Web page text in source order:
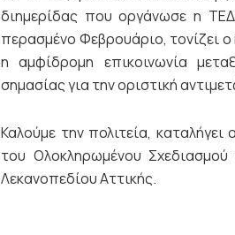
διημερίδας που οργάνωσε η
περασμένο Φεβρουάριο, τονίζει
η αμφίδρομη επικοινωνία
σημασίας για την οριστική
Καλούμε την πολιτεία,
του Ολοκληρωμένου
Λεκανοπεδίου Αττικής.